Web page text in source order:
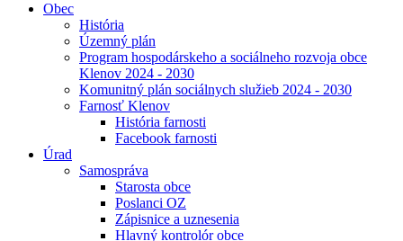
Obec
História
Územný plán
Program hospodárskeho a sociálneho rozvoja obce
Klenov 2024 - 2030
Komunitný plán sociálnych služieb 2024 - 2030
Farnosť Klenov
História farnosti
Facebook farnosti
Úrad
Samospráva
Starosta obce
Poslanci OZ
Zápisnice a uznesenia
Hlavný kontrolór obce